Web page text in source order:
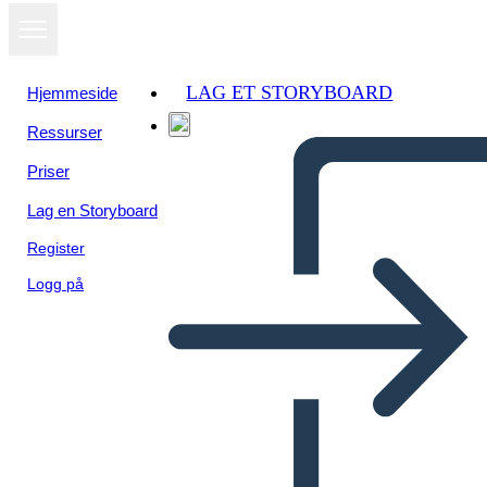
Hjemmeside
Ressurser
Priser
Lag en Storyboard
Register
Logg på
LAG ET STORYBOARD